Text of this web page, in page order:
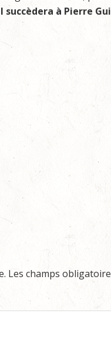
succèdera à Pierre
Les champs